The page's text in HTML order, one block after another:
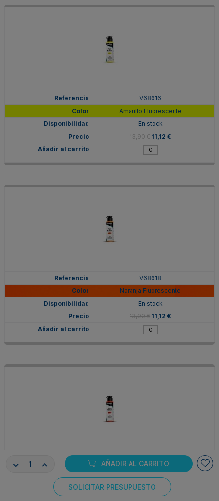
AÑADIR AL CARRITO
SOLICITAR PRESUPUESTO
V68616
Amarillo Fluorescente
En stock
13,90 € 11,12 €
V68618
Naranja Fluorescente
En stock
13,90 € 11,12 €
V68619
Rojo Fluorescente
Agotado
13,90 € 11,12 €
Consentimiento de cookies